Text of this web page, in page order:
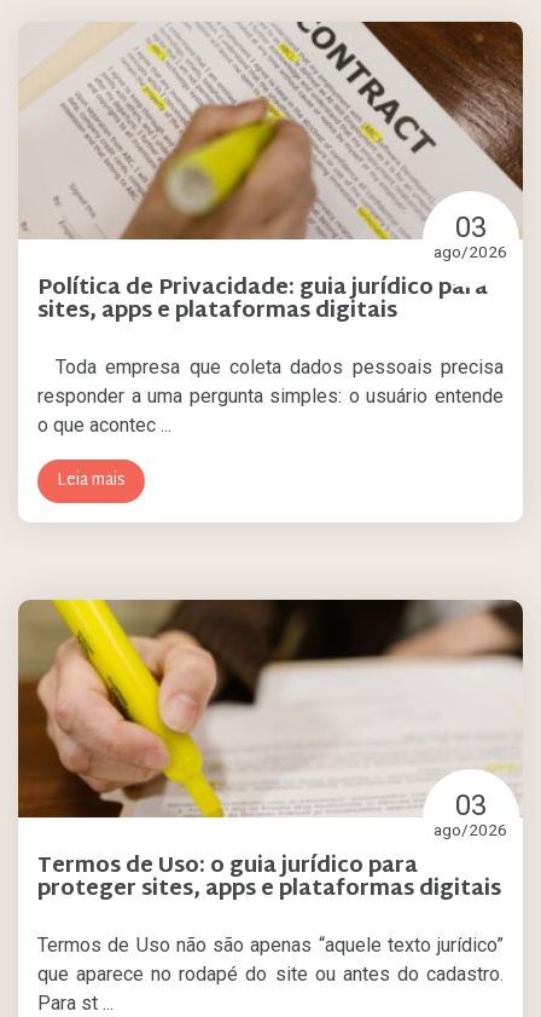
03
ago/2026
Política de Privacidade: guia jurídico para
sites, apps e plataformas digitais
Toda empresa que coleta dados pessoais precisa
responder a uma pergunta simples: o usuário entende
o que acontec ...
Leia mais
03
ago/2026
Termos de Uso: o guia jurídico para
proteger sites, apps e plataformas digitais
Termos de Uso não são apenas “aquele texto jurídico”
que aparece no rodapé do site ou antes do cadastro.
Para st ...